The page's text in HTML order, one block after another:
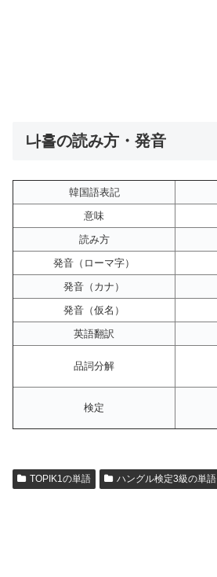
나흘の読み方・発音
韓国語表記
意味
読み方
発音（ローマ字）
発音（カナ）
発音（仮名）
英語翻訳
品詞分解
検定
TOPIK1の単語 ハングル検定3級の単語